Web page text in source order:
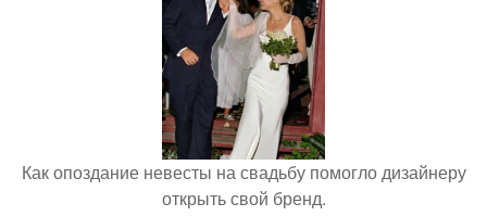
Как опоздание невесты на свадьбу помогло дизайнеру
открыть свой бренд.